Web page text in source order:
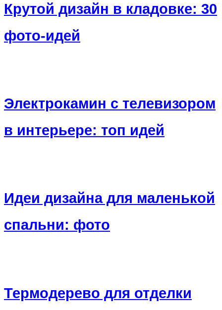
Крутой дизайн в кладовке: 30
фото-идей
Электрокамин с телевизором
в интерьере: топ идей
Идеи дизайна для маленькой
спальни: фото
Термодерево для отделки